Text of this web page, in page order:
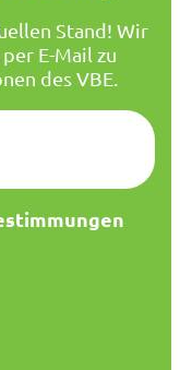
Stand! Wir
E-Mail zu
des VBE.